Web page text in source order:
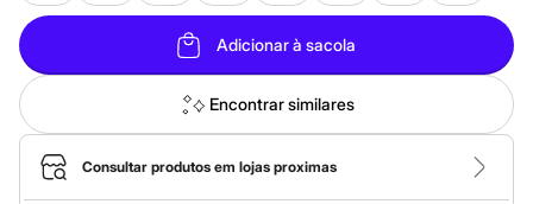
Blusas e Camisetas
Básicos
Calças
Casacos e Jaquetas
Jeans
Macacões
Saias
Shorts e Bermudas
Vestidos
Adicionar à sacola
Encontrar similares
Consultar produtos em lojas proximas